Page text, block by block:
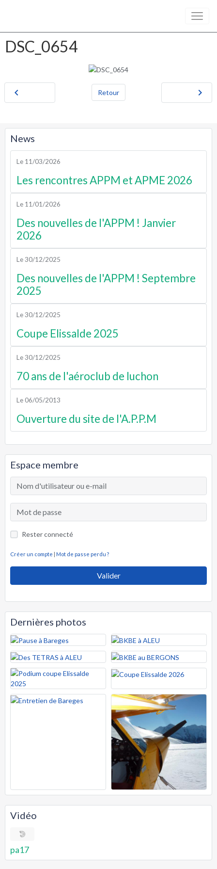
DSC_0654
Retour
News
Le 11/03/2026
Les rencontres APPM et APME 2026
Le 11/01/2026
Des nouvelles de l'APPM ! Janvier
2026
Le 30/12/2025
Des nouvelles de l'APPM ! Septembre
2025
Le 30/12/2025
Coupe Elissalde 2025
Le 30/12/2025
70 ans de l'aéroclub de luchon
Le 06/05/2013
Ouverture du site de l'A.P.P.M
Espace membre
Rester connecté
Créer un compte | Mot de passe perdu ?
Valider
Dernières photos
Vidéo
pa17